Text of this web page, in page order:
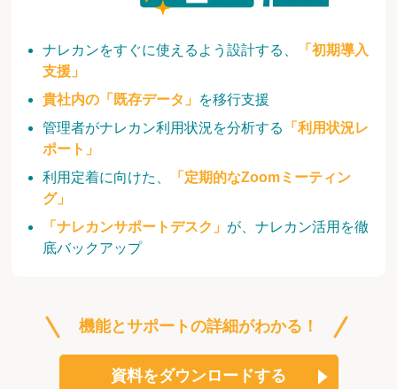
ナレカンをすぐに使えるよう設計する、
「初期導入
支援」
貴社内の「既存データ」 を移行支援
管理者がナレカン利用状況を分析する
「利用状況レ
ポート」
利用定着に向けた、
「定期的なZoomミーティン
グ」
「ナレカンサポートデスク」 が、ナレカン活用を徹
底バックアップ
機能とサポートの詳細がわかる！
資料をダウンロードする